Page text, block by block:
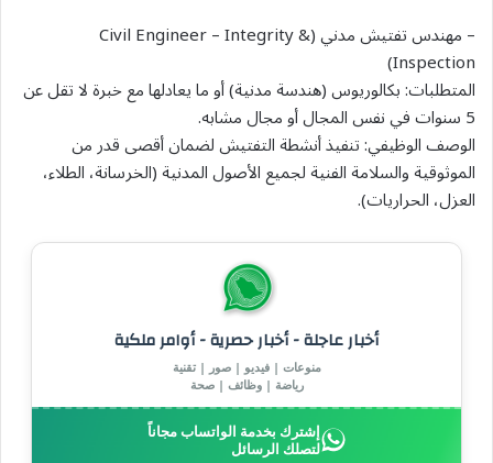
– مهندس تفتيش مدني (Civil Engineer – Integrity &
Inspection)
المتطلبات: بكالوريوس (هندسة مدنية) أو ما يعادلها مع خبرة لا تقل عن
5 سنوات في نفس المجال أو مجال مشابه.
الوصف الوظيفي: تنفيذ أنشطة التفتيش لضمان أقصى قدر من
الموثوقية والسلامة الفنية لجميع الأصول المدنية (الخرسانة، الطلاء،
العزل، الحراريات).
أخبار عاجلة - أخبار حصرية - أوامر ملكية
منوعات | فيديو | صور | تقنية
رياضة | وظائف | صحة
إشترك بخدمة الواتساب مجاناً
لتصلك الرسائل